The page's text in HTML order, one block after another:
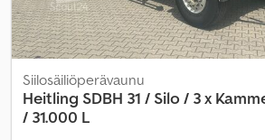
Siilosäiliöperävaunu
Heitling SDBH 31 / Silo / 3 x
/ 31.000 L